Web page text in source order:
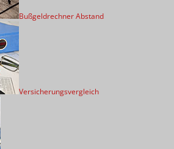
Bußgeldrechner Abstand
Versicherungsvergleich